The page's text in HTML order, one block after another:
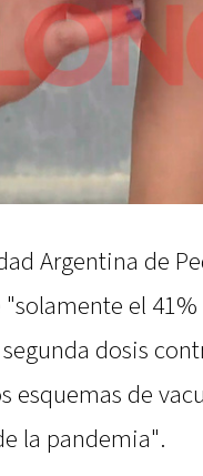
Argentina de
el 41%
dosis
esquemas de
la pandemia".